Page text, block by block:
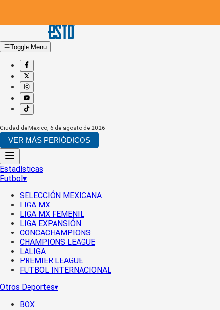
Toggle Menu
Ciudad de Mexico, 6 de agosto de 2026
VER MÁS PERIÓDICOS
Estadísticas
Futbol▾
SELECCIÓN MEXICANA
LIGA MX
LIGA MX FEMENIL
LIGA EXPANSIÓN
CONCACHAMPIONS
CHAMPIONS LEAGUE
LALIGA
PREMIER LEAGUE
FUTBOL INTERNACIONAL
Otros Deportes▾
BOX